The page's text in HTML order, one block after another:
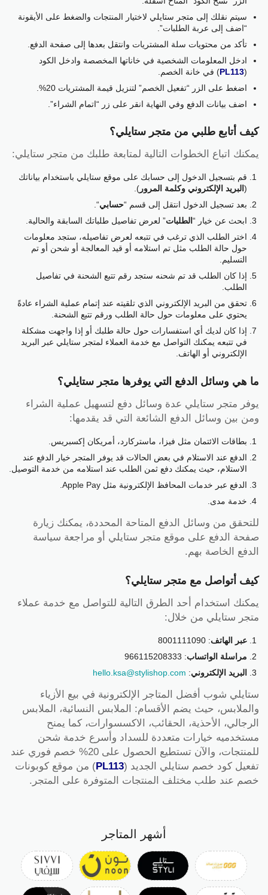
سيتم نقلك إلى متجر ستايلي لاختيار المنتجات والضغط على الأيقونة
“اضف إلى عربة الطلبات”.
تأكد من محتويات سلة المشتريات وانتقل بعدها إلى صفحة الدفع.
ادخل المعلومات الشخصية في خاناتها المخصصة وادخل الكود
(
PL113) في خانة الخصم.
اضغط على الزر “تفعيل الخصم” لتنزيل قيمة المشتريات 20%.
اضف بيانات الدفع وفي النهاية انقر على زر “اتمام الشراء”.
كيف أتابع طلبي من متجر ستايلي؟
يمكنك اتباع الخطوات التالية لمتابعة طلبك من متجر ستايلي:
قم بتسجيل الدخول إلى حسابك على موقع ستايلي باستخدام بياناتك
( البريد الإلكتروني وكلمة المرور ).
بعد تسجيل الدخول انتقل إلى قسم “حسابي“.
ابحث عن خيار “ الطلبات” لعرض تفاصيل طلباتك السابقة والحالية.
اختر الطلب الذي ترغب في تتبعه لعرض تفاصيله، ستجد معلومات
حول حالة الطلب مثل تم استلامه أو قيد المعالجة أو شحن أو تم
التسليم.
إذا كان الطلب قد تم شحنه ستجد رقم تتبع الشحنة في تفاصيل
الطلب.
تحقق من البريد الإلكتروني الذي تلقيته عند إتمام عملية الشراء عادةً
يحتوي على معلومات حول حالة الطلب ورقم تتبع الشحنة.
إذا كان لديك أي استفسارات حول حالة طلبك أو إذا واجهت مشكلة
في تتبعه يمكنك التواصل مع خدمة العملاء لمتجر ستايلي عبر البريد
الإلكتروني أو الهاتف.
ما هي وسائل الدفع التي يوفرها متجر ستايلي؟
يوفر متجر ستايلي عدة وسائل دفع لتسهيل عملية الشراء
ومن بين وسائل الدفع الشائعة التي قد يقدمها:
بطاقات الائتمان مثل فيزا، ماستركارد، أمريكان إكسبريس.
الدفع عند الاستلام في بعض الحالات قد يوفر المتجر خيار الدفع عند
الاستلام، حيث يمكنك دفع ثمن الطلب عند استلامه من خدمة التوصيل.
الدفع عبر خدمات المحافظ الإلكترونية مثل Apple Pay.
خدمة مدى.
للتحقق من وسائل الدفع المتاحة المحددة، يمكنك زيارة
صفحة الدفع على موقع متجر ستايلي أو مراجعة سياسة
الدفع الخاصة بهم.
كيف أتواصل مع متجر ستايلي؟
يمكنك استخدام أحد الطرق التالية للتواصل مع خدمة عملاء
متجر ستايلي من خلال:
عبر الهاتف: 8001111090
مراسلة الواتساب: 966115208333
البريد الإلكتروني:
hello.ksa@stylishop.com
ستايلي شوب أفضل المتاجر الإلكترونية في بيع الأزياء
والملابس، حيث يضم الأقسام: الملابس النسائية، الملابس
الرجالي، الأحذية، الحقائب، الاكسسوارات، كما يمنح
مستخدميه خيارات متعددة للسداد وأسرع خدمة شحن
للمنتجات، والآن تستطيع الحصول على 20% خصم فوري عند
تفعيل كود خصم ستايلي الجديد (PL113) من موقع كوبونات
خصم عند طلب مختلف المنتجات المتوفرة على المتجر.
أشهر المتاجر